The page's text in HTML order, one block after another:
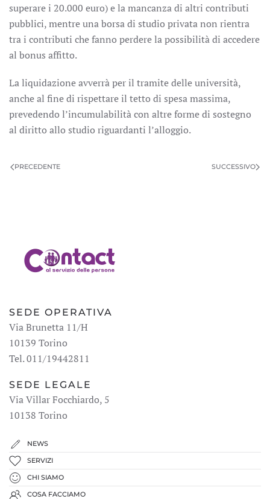
superare i 20.000 euro) e la mancanza di altri contributi
pubblici, mentre una borsa di studio privata non rientra
tra i contributi che fanno perdere la possibilità di accedere
al bonus affitto.
La liquidazione avverrà per il tramite delle università,
anche al fine di rispettare il tetto di spesa massima,
prevedendo l’incumulabilità con altre forme di sostegno
al diritto allo studio riguardanti l’alloggio.
PRECEDENTE SUCCESSIVO
SEDE OPERATIVA
Via Brunetta 11/H
10139 Torino
Tel. 011/19442811
SEDE LEGALE
Via Villar Focchiardo, 5
10138 Torino
NEWS
SERVIZI
CHI SIAMO
COSA FACCIAMO